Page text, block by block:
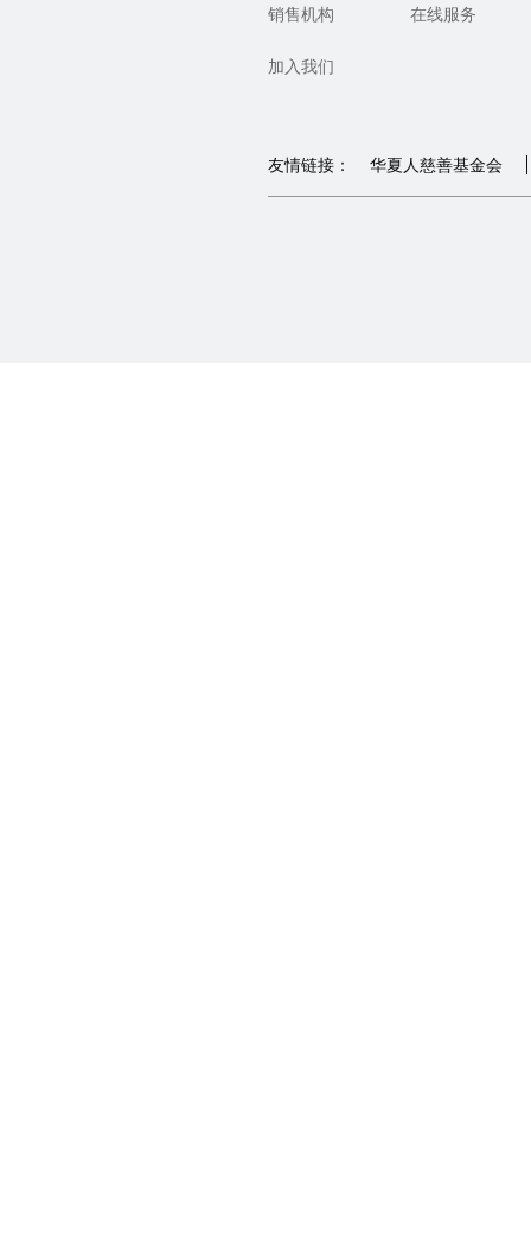
销售机构
加入我们
在线服务
友情链接： 华夏人慈善基金会